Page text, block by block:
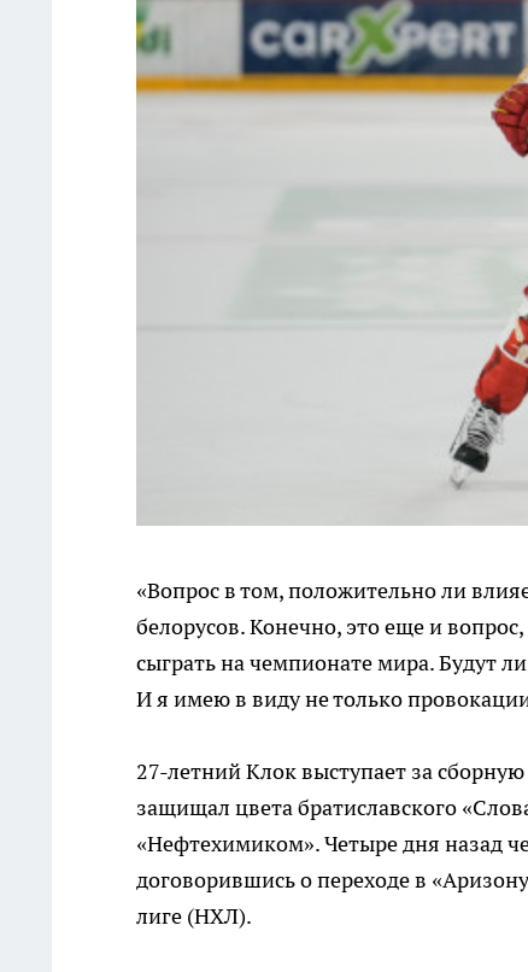
«Вопрос в том, положительно ли
белорусов. Конечно, это еще и
сыграть на чемпионате мира. Будут
И я имею в виду не только
27-летний Клок выступает за
защищал цвета братиславского
«Нефтехимиком». Четыре дня назад
договорившись о переходе в
лиге (НХЛ).